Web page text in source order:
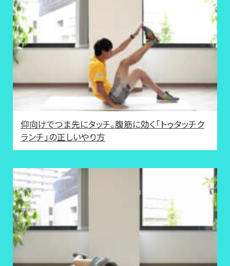
仰向けでつま先にタッチ。腹筋に効く「トゥタッチク
ランチ」の正しいやり方